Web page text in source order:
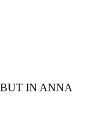
IN ANNA